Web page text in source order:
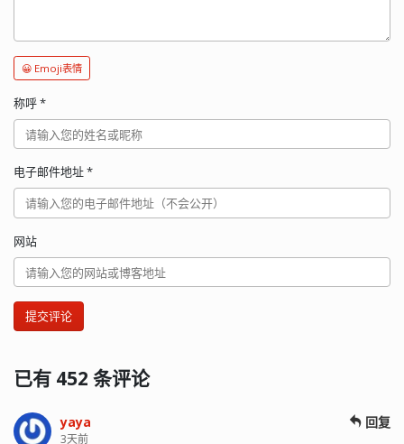
😀 Emoji表情
称呼*
电子邮件地址*
网站
提交评论
已有 452 条评论
yaya
3天前
回复